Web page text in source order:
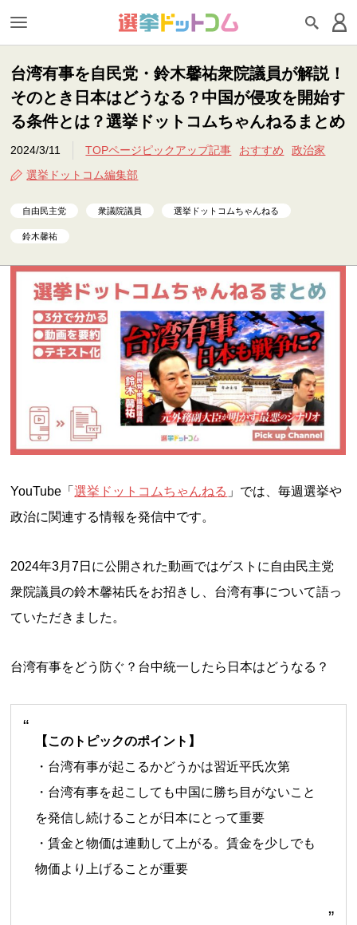
台湾有事を自民党・鈴木馨祐衆院議員が解説！
そのとき日本はどうなる？中国が侵攻を開始す
る条件とは？選挙ドットコムちゃんねるまとめ
2024/3/11 TOPページピックアップ記事 おすすめ
政治家
選挙ドットコム編集部
自由民主党 衆議院議員 選挙ドットコムちゃんねる
鈴木馨祐
YouTube「選挙ドットコムちゃんねる 」では、毎週選挙や
政治に関連する情報を発信中です。
2024年3月7日に公開された動画ではゲストに自由民主党
衆院議員の鈴木馨祐氏をお招きし、台湾有事について語っ
ていただきました。
台湾有事をどう防ぐ？台中統一したら日本はどうなる？
【このトピックのポイント】
・台湾有事が起こるかどうかは習近平氏次第
・台湾有事を起こしても中国に勝ち目がないこと
を発信し続けることが日本にとって重要
・賃金と物価は連動して上がる。賃金を少しでも
物価より上げることが重要